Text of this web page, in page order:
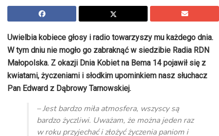
Uwielbia kobiece głosy i radio towarzyszy mu każdego dnia.
W tym dniu nie mogło go zabraknąć w siedzibie Radia RDN
Małopolska. Z okazji Dnia Kobiet na Bema 14 pojawił się z
kwiatami, życzeniami i słodkim upominkiem nasz słuchacz
Pan Edward z Dąbrowy Tarnowskiej.
– Jest bardzo miła atmosfera, wszyscy są
bardzo życzliwi. Uważam, że można jeden raz
w roku przyjechać i złożyć życzenia paniom i